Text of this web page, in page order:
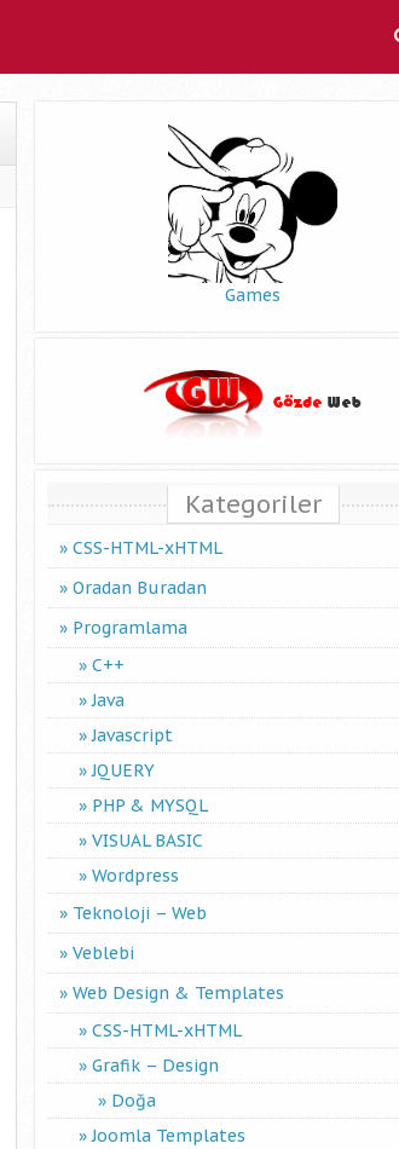
Games
Kategoriler
CSS-HTML-xHTML
Oradan Buradan
Programlama
C++
Java
Javascript
JQUERY
PHP & MYSQL
VISUAL BASIC
Wordpress
Teknoloji – Web
Veblebi
Web Design & Templates
CSS-HTML-xHTML
Grafik – Design
Doğa
Joomla Templates